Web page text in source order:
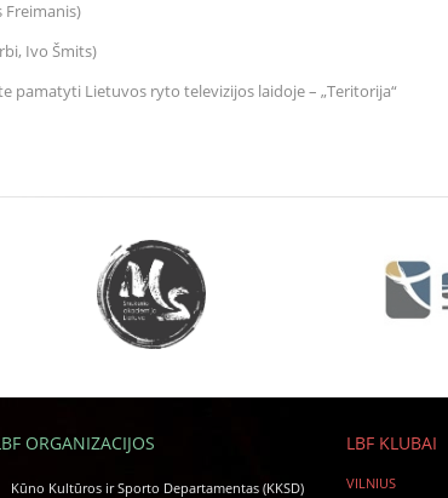
Freimanis)
Ivo Šmits)
pamatyti Lietuvos ryto televizijos laidoje – „Teritorija“
ORGANIZACIJOS
Kūno Kultūros ir Sporto Departamentas (KKSD)
LBF KLUBAI
VILNIUS